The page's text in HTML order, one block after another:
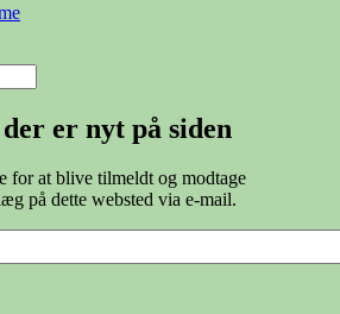
er nyt på siden
for at blive tilmeldt og modtage
på dette websted via e-mail.